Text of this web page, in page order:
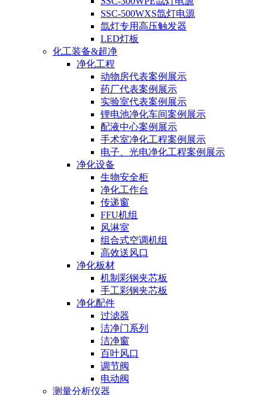
SSC-500WXS氙灯电源
氙灯专用高压触发器
LED灯板
化工装备&超净
净化工程
动物房代表案例展示
药厂代表案例展示
实验室代表案例展示
锂电池净化车间案例展示
配液中心案例展示
手术室净化工程案例展示
电子、光电净化工程案例展示
净化设备
生物安全柜
净化工作台
传递窗
FFU机组
风淋室
组合式空调机组
高效送风口
净化板材
机制彩钢夹芯板
手工彩钢夹芯板
净化配件
过滤器
洁净门系列
洁净窗
百叶风口
调节阀
电动阀
测量分析仪器